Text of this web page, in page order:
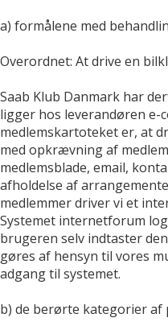
a) formålene med
Overordnet: At drive en
Saab Klub Danmark har
ligger hos leverandøren e-
medlemskartoteket er, at
med opkrævning af
medlemsblade, email,
afholdelse af
medlemmer driver vi et
Systemet internetforum
brugeren selv indtaster
gøres af hensyn til vores
adgang til systemet.
b) de berørte kategorier